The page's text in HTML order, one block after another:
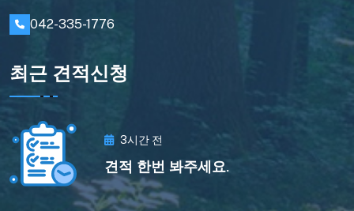
042-335-1776
최근 견적신청
3시간 전
견적 한번 봐주세요.